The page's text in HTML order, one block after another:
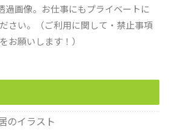
過画像。お仕事にもプライベートに
さい。（ご利用に関して・禁止事項
お願いします！）
のイラスト